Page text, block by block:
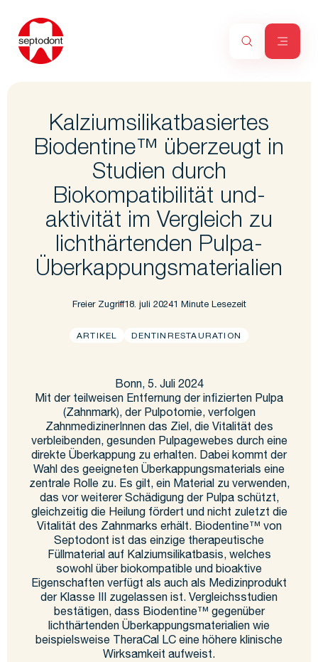
Kalziumsilikatbasiertes
Biodentine™ überzeugt in
Studien durch
Biokompatibilität und-
aktivität im Vergleich zu
lichthärtenden Pulpa-
Überkappungsmaterialien
Freier Zugriff18. juli 20241 Minute Lesezeit
ARTIKEL DENTINRESTAURATION
Bonn, 5. Juli 2024
Mit der teilweisen Entfernung der infizierten Pulpa
(Zahnmark), der Pulpotomie, verfolgen
ZahnmedizinerInnen das Ziel, die Vitalität des
verbleibenden, gesunden Pulpagewebes durch eine
direkte Überkappung zu erhalten. Dabei kommt der
Wahl des geeigneten Überkappungsmaterials eine
zentrale Rolle zu. Es gilt, ein Material zu verwenden,
das vor weiterer Schädigung der Pulpa schützt,
gleichzeitig die Heilung fördert und nicht zuletzt die
Vitalität des Zahnmarks erhält. Biodentine™ von
Septodont ist das einzige therapeutische
Füllmaterial auf Kalziumsilikatbasis, welches
sowohl über biokompatible und bioaktive
Eigenschaften verfügt als auch als Medizinprodukt
der Klasse III zugelassen ist. Vergleichsstudien
bestätigen, dass Biodentine™ gegenüber
lichthärtenden Überkappungsmaterialien wie
beispielsweise TheraCal LC eine höhere klinische
Wirksamkeit aufweist.